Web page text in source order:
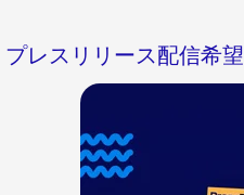
プレスリリース配信希望